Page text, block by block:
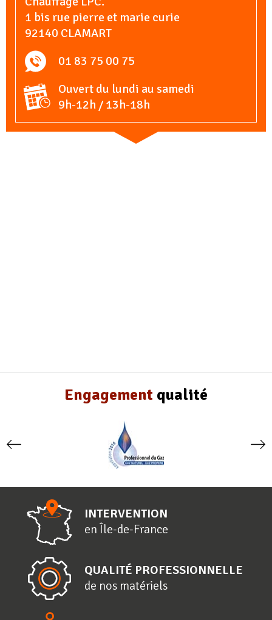
1 bis rue pierre et marie curie
92140 CLAMART
01 83 75 00 75
Ouvert du lundi au samedi
9h-12h / 13h-18h
Engagement qualité
INTERVENTION
en Île-de-France
QUALITÉ PROFESSIONNELLE
de nos matériels